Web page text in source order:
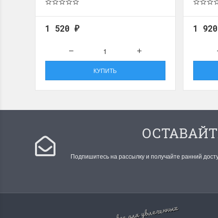
1 520 ₽
КУПИТЬ
1 920
Подпишитесь на рассылку и получайте ранний
все для увлеченных